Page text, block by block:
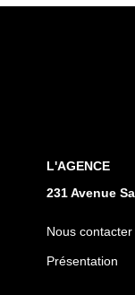
L'AGENCE
231 Avenue
Nous contacter
Présentation